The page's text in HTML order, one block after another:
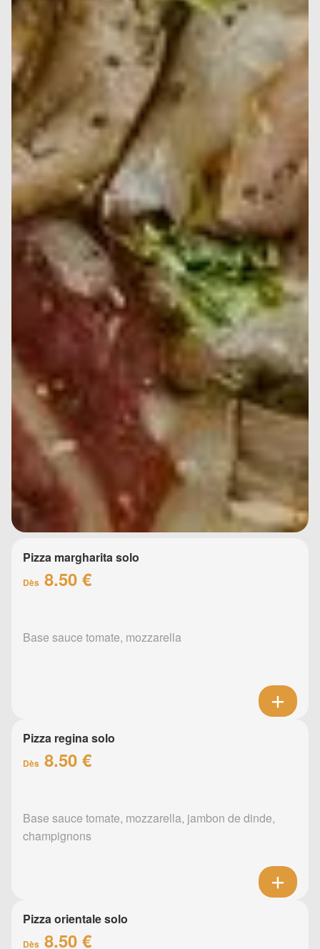
Pizza margharita solo
Dès 8.50 €
Base sauce tomate, mozzarella
Pizza regina solo
Dès 8.50 €
Base sauce tomate, mozzarella, jambon de dinde,
champignons
Pizza orientale solo
Dès 8.50 €